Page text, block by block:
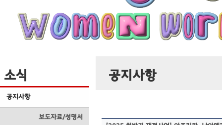
소식
공지사항
보도자료/성명서
공지사항